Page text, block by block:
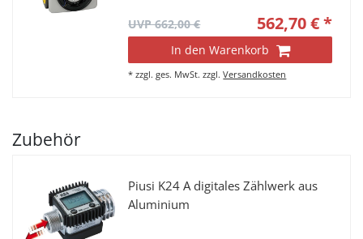
UVP 662,00 € 562,70 € *
In den Warenkorb
*zzgl. ges. MwSt. zzgl.Versandkosten
Zubehör
Piusi K24 A digitales Zählwerk aus
Aluminium